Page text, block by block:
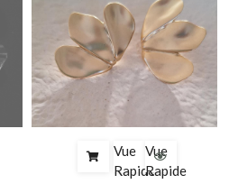
Vue
Rapide
Vue
Rapide